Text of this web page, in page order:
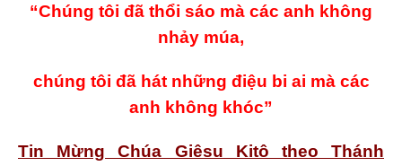
“Chúng tôi đã thổi sáo mà các anh không
nhảy múa,
chúng tôi đã hát những điệu bi ai mà các
anh không khóc”
Tin Mừng Chúa Giêsu Kitô theo Thánh